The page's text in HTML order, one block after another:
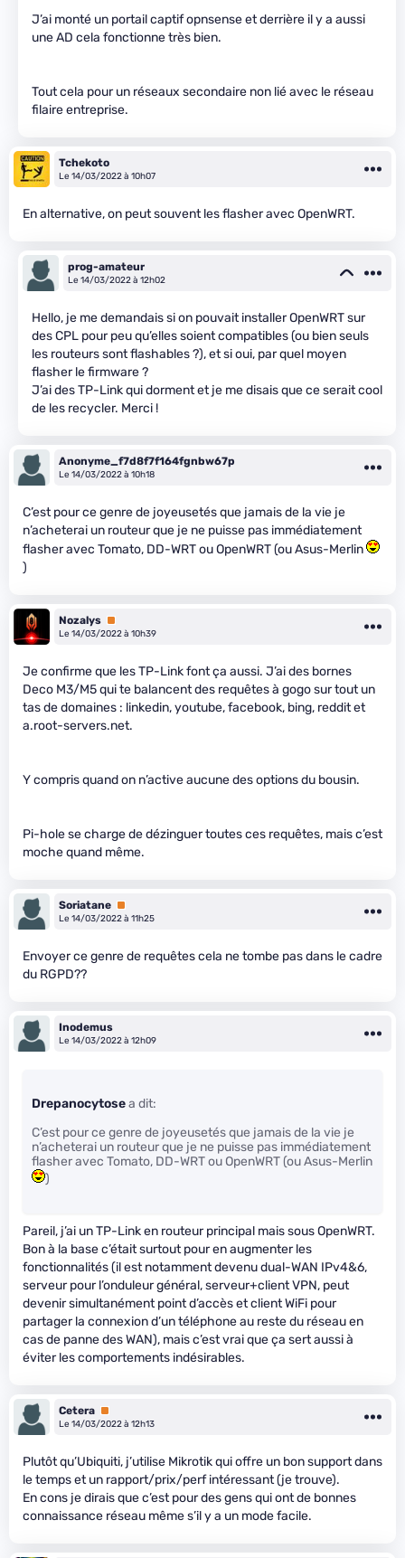
J’ai monté un portail captif opnsense et derrière il y a aussi
une AD cela fonctionne très bien.
Tout cela pour un réseaux secondaire non lié avec le réseau
filaire entreprise.
Tchekoto
Le 14/03/2022 à 10h07
En alternative, on peut souvent les flasher avec OpenWRT.
prog-amateur
Le 14/03/2022 à 12h02
Hello, je me demandais si on pouvait installer OpenWRT sur
des CPL pour peu qu’elles soient compatibles (ou bien seuls
les routeurs sont flashables ?), et si oui, par quel moyen
flasher le firmware ?
J’ai des TP-Link qui dorment et je me disais que ce serait cool
de les recycler. Merci !
Anonyme_f7d8f7f164fgnbw67p
Le 14/03/2022 à 10h18
C’est pour ce genre de joyeusetés que jamais de la vie je
n’acheterai un routeur que je ne puisse pas immédiatement
flasher avec Tomato, DD-WRT ou OpenWRT (ou Asus-Merlin
)
Nozalys Premium
Le 14/03/2022 à 10h39
Je confirme que les TP-Link font ça aussi. J’ai des bornes
Deco M3/M5 qui te balancent des requêtes à gogo sur tout un
tas de domaines : linkedin, youtube, facebook, bing, reddit et
a.root-servers.net.
Y compris quand on n’active aucune des options du bousin.
Pi-hole se charge de dézinguer toutes ces requêtes, mais c’est
moche quand même.
Soriatane Premium
Le 14/03/2022 à 11h25
Envoyer ce genre de requêtes cela ne tombe pas dans le cadre
du RGPD??
Inodemus
Le 14/03/2022 à 12h09
Drepanocytosea dit:
C’est pour ce genre de joyeusetés que jamais de la vie je
n’acheterai un routeur que je ne puisse pas immédiatement
flasher avec Tomato, DD-WRT ou OpenWRT (ou Asus-Merlin
)
Pareil, j’ai un TP-Link en routeur principal mais sous OpenWRT.
Bon à la base c’était surtout pour en augmenter les
fonctionnalités (il est notamment devenu dual-WAN IPv4&6,
serveur pour l’onduleur général, serveur+client VPN, peut
devenir simultanément point d’accès et client WiFi pour
partager la connexion d’un téléphone au reste du réseau en
cas de panne des WAN), mais c’est vrai que ça sert aussi à
éviter les comportements indésirables.
Cetera Premium
Le 14/03/2022 à 12h13
Plutôt qu’Ubiquiti, j’utilise Mikrotik qui offre un bon support dans
le temps et un rapport/prix/perf intéressant (je trouve).
En cons je dirais que c’est pour des gens qui ont de bonnes
connaissance réseau même s’il y a un mode facile.